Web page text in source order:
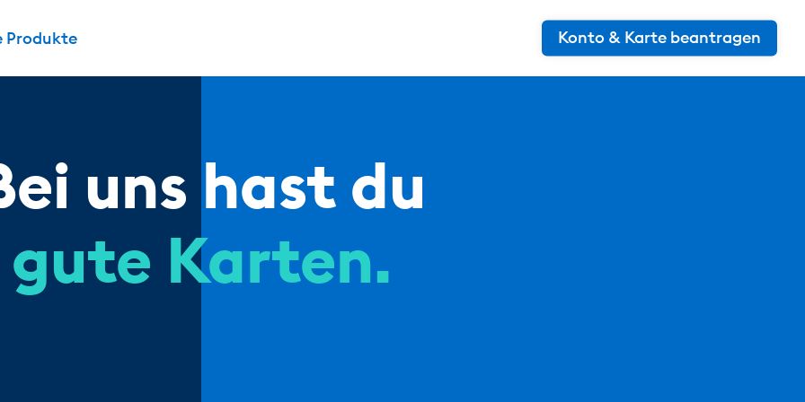
Produkte Konto & Karte beantragen
uns hast du
gute Karten.